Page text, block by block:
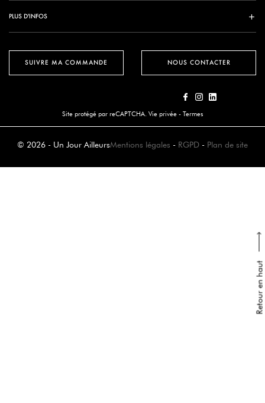
Retour en haut
SUIVRE MA COMMANDE
PLUS D'INFOS
NOUS CONTACTER
Site protégé par reCAPTCHA. Vie privée - Termes
© 2026 - Un Jour AilleursMentions légales - RGPD - Plan de site